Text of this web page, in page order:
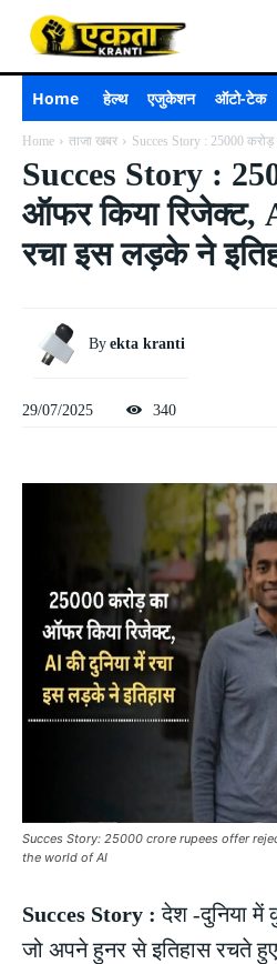
Home हेल्थ एजुकेशन ऑटो-टेक
Home ताजा खबर Succes Story : 25000
Succes Story :
ऑफर किया रिजेक्ट,
रचा इस लड़के ने
By ekta kranti
29/07/2025 340
Succes Story: 25000 crore rupees offer
the world of AI
Succes Story : देश -दुनिया में
जो अपने हुनर से इतिहास रचते